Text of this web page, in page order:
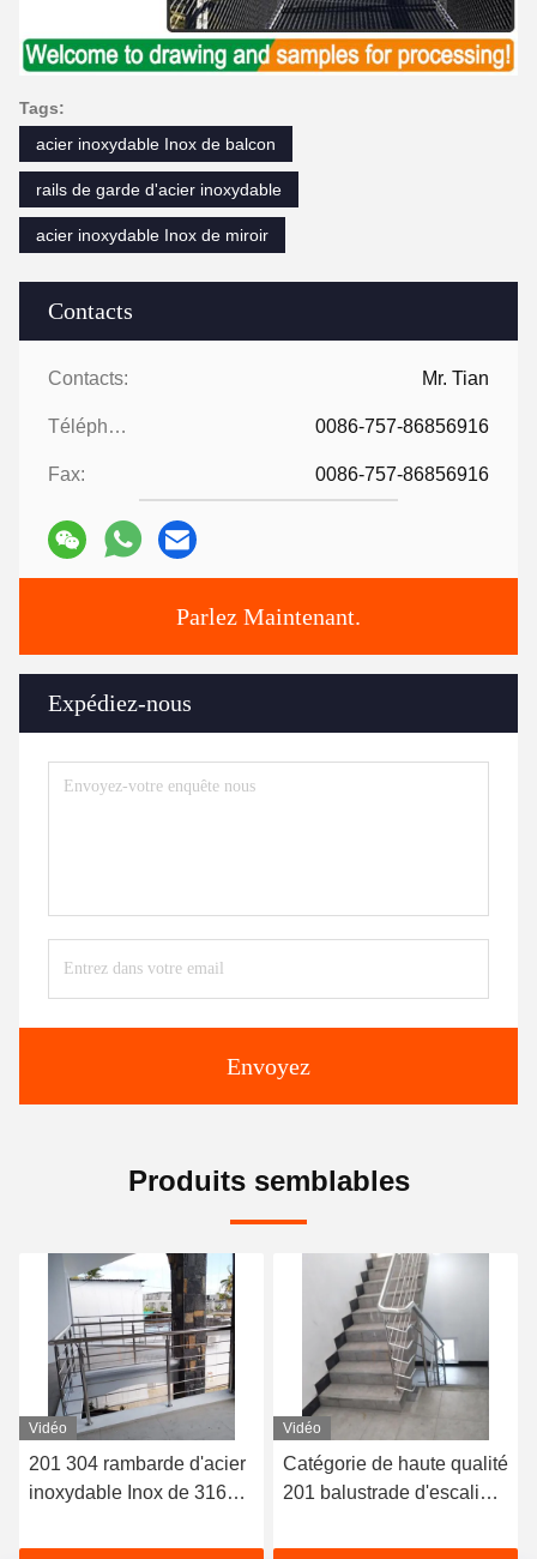
Contacts
Contacts: Mr. Tian
Téléphone: 0086-757-86856916
Fax: 0086-757-86856916
Parlez Maintenant.
Expédiez-nous
Envoyez
Tags:
acier inoxydable Inox de balcon
rails de garde d'acier inoxydable
acier inoxydable Inox de miroir
Produits semblables
Vidéo
Catégorie de haute qualité
201 balustrade d'escalier
d'escalier de l'acier
Vidéo
Escalier 201 304 d'acier
inoxydable Inox de délié
316 balustrades